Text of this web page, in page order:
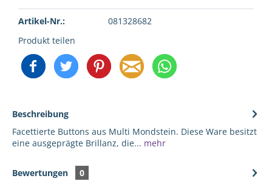
Artikel-Nr.:
081328682
Produkt teilen
Beschreibung
Facettierte Buttons aus Multi Mondstein. Diese Ware besitzt
eine ausgeprägte Brillanz, die... mehr
Bewertungen
0